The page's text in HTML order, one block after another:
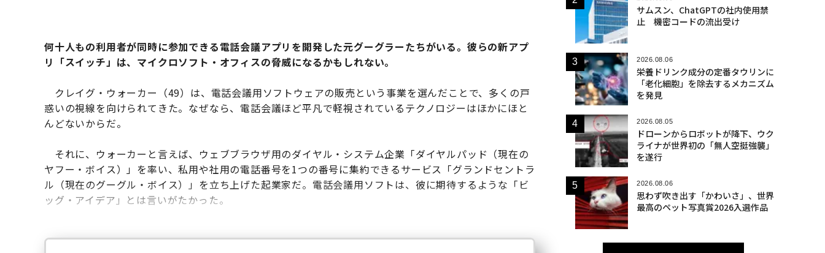
何十人もの利用者が同時に参加できる電話会議アプリを開発した元グーグラーたちがいる。彼らの新アプ
リ「スイッチ」は、マイクロソフト・オフィスの脅威になるかもしれない。
クレイグ・ウォーカー（49）は、電話会議用ソフトウェアの販売という事業を選んだことで、多くの戸
惑いの視線を向けられてきた。なぜなら、電話会議ほど平凡で軽視されているテクノロジーはほかにほと
んどないからだ。
それに、ウォーカーと言えば、ウェブブラウザ用のダイヤル・システム企業「ダイヤルパッド（現在の
ヤフー・ボイス）」を率い、私用や社用の電話番号を1つの番号に集約できるサービス「グランドセントラ
ル（現在のグーグル・ボイス）」を立ち上げた起業家だ。電話会議用ソフトは、彼に期待するような「ビ
ッグ・アイデア」とは言いがたかった。
サムスン、ChatGPTの社内使用禁
止 機密コードの流出受け
2026.08.06
栄養ドリンク成分の定番タウリンに
「老化細胞」を除去するメカニズム
を発見
2026.08.05
ドローンからロボットが降下、ウク
ライナが世界初の「無人空挺強襲」
を遂行
2026.08.06
思わず吹き出す「かわいさ」、世界
最高のペット写真賞2026入選作品